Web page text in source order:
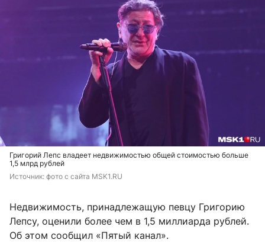
Григорий Лепс владеет недвижимостью общей стоимостью больше
1,5 млрд рублей
Источник: фото с сайта MSK1.RU
Недвижимость, принадлежащую певцу Григорию
Лепсу, оценили более чем в 1,5 миллиарда рублей.
Об этом сообщил «Пятый канал».